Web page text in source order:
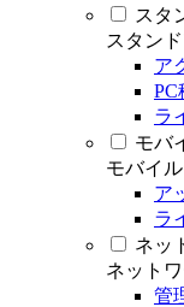
スタ
スタン
ア
PC
ラ
モバ
モバイ
ア
ラ
ネッ
ネット
管